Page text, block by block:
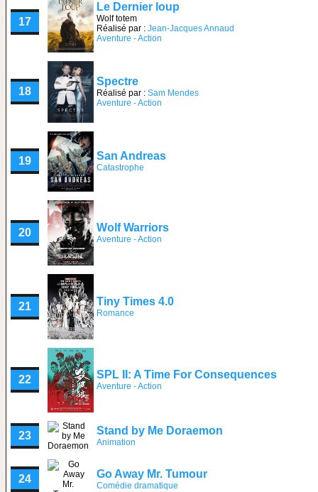
17
Le Dernier loup
Wolf totem
Réalisé par : Jean-Jacques Annaud
Aventure - Action
18
Spectre
Réalisé par : Sam Mendes
Aventure - Action
19 San Andreas
Catastrophe
20 Wolf Warriors
Aventure - Action
21 Tiny Times 4.0
Romance
22 SPL II: A Time For Consequences
Aventure - Action
23 Stand by Me Doraemon
Animation
24 Go Away Mr. Tumour
Comédie dramatique